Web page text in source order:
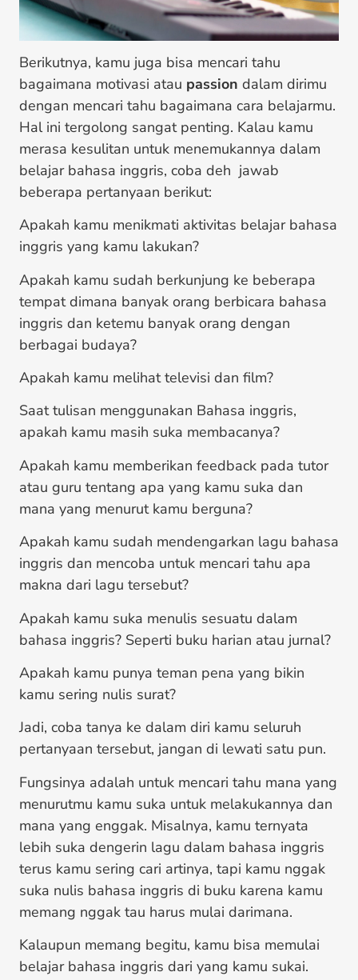
Berikutnya, kamu juga bisa mencari tahu
bagaimana motivasi atau passion dalam dirimu
dengan mencari tahu bagaimana cara belajarmu.
Hal ini tergolong sangat penting. Kalau kamu
merasa kesulitan untuk menemukannya dalam
belajar bahasa inggris, coba deh jawab
beberapa pertanyaan berikut:
Apakah kamu menikmati aktivitas belajar bahasa
inggris yang kamu lakukan?
Apakah kamu sudah berkunjung ke beberapa
tempat dimana banyak orang berbicara bahasa
inggris dan ketemu banyak orang dengan
berbagai budaya?
Apakah kamu melihat televisi dan film?
Saat tulisan menggunakan Bahasa inggris,
apakah kamu masih suka membacanya?
Apakah kamu memberikan feedback pada tutor
atau guru tentang apa yang kamu suka dan
mana yang menurut kamu berguna?
Apakah kamu sudah mendengarkan lagu bahasa
inggris dan mencoba untuk mencari tahu apa
makna dari lagu tersebut?
Apakah kamu suka menulis sesuatu dalam
bahasa inggris? Seperti buku harian atau jurnal?
Apakah kamu punya teman pena yang bikin
kamu sering nulis surat?
Jadi, coba tanya ke dalam diri kamu seluruh
pertanyaan tersebut, jangan di lewati satu pun.
Fungsinya adalah untuk mencari tahu mana yang
menurutmu kamu suka untuk melakukannya dan
mana yang enggak. Misalnya, kamu ternyata
lebih suka dengerin lagu dalam bahasa inggris
terus kamu sering cari artinya, tapi kamu nggak
suka nulis bahasa inggris di buku karena kamu
memang nggak tau harus mulai darimana.
Kalaupun memang begitu, kamu bisa memulai
belajar bahasa inggris dari yang kamu sukai.